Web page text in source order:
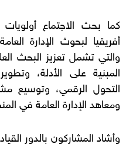
كما بحث الاجتماع
أفريقيا لبحوث الإدارة
والتي تشمل تعزيز البحث
المبنية على الأدلة،
التحول الرقمي، وتوسيع
ومعاهد الإدارة العامة في
وأشاد المشاركون بالدور